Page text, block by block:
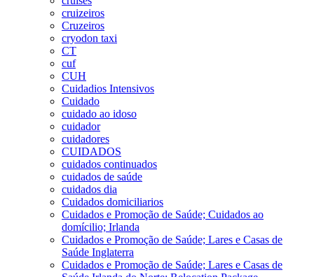
cruizeiros
Cruzeiros
cryodon taxi
CT
cuf
CUH
Cuidadios Intensivos
Cuidado
cuidado ao idoso
cuidador
cuidadores
CUIDADOS
cuidados continuados
cuidados de saúde
cuidados dia
Cuidados domiciliarios
Cuidados e Promoção de Saúde; Cuidados ao
domícilio; Irlanda
Cuidados e Promoção de Saúde; Lares e Casas de
Saúde Inglaterra
Cuidados e Promoção de Saúde; Lares e Casas de